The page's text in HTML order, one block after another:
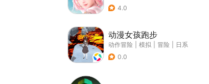
4.0
动漫女孩跑步
动作冒险 模拟 冒险
日系
0.0